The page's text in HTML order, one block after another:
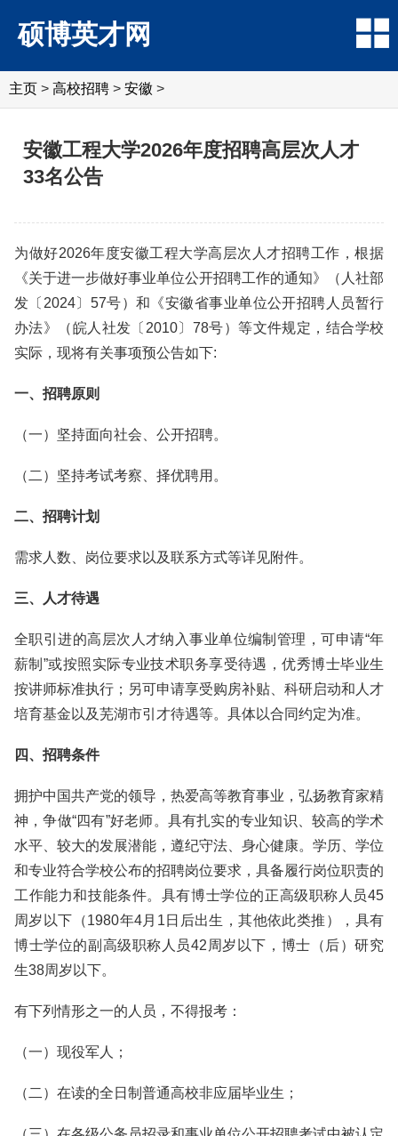
硕博英才网
主页 > 高校招聘 > 安徽 >
安徽工程大学2026年度招聘高层次人才
33名公告
为做好2026年度安徽工程大学高层次人才招聘工作，根据
《关于进一步做好事业单位公开招聘工作的通知》（人社部
发〔2024〕57号）和《安徽省事业单位公开招聘人员暂行
办法》（皖人社发〔2010〕78号）等文件规定，结合学校
实际，现将有关事项预公告如下:
一、招聘原则
（一）坚持面向社会、公开招聘。
（二）坚持考试考察、择优聘用。
二、招聘计划
需求人数、岗位要求以及联系方式等详见附件。
三、人才待遇
全职引进的高层次人才纳入事业单位编制管理，可申请“年
薪制”或按照实际专业技术职务享受待遇，优秀博士毕业生
按讲师标准执行；另可申请享受购房补贴、科研启动和人才
培育基金以及芜湖市引才待遇等。具体以合同约定为准。
四、招聘条件
拥护中国共产党的领导，热爱高等教育事业，弘扬教育家精
神，争做“四有”好老师。具有扎实的专业知识、较高的学术
水平、较大的发展潜能，遵纪守法、身心健康。学历、学位
和专业符合学校公布的招聘岗位要求，具备履行岗位职责的
工作能力和技能条件。具有博士学位的正高级职称人员45
周岁以下（1980年4月1日后出生，其他依此类推），具有
博士学位的副高级职称人员42周岁以下，博士（后）研究
生38周岁以下。
有下列情形之一的人员，不得报考：
（一）现役军人；
（二）在读的全日制普通高校非应届毕业生；